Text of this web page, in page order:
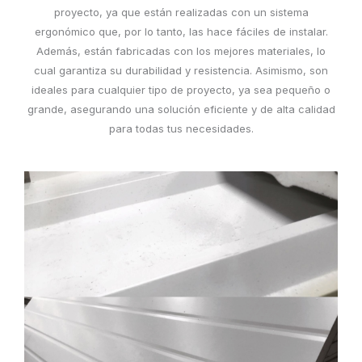
proyecto, ya que están realizadas con un sistema
ergonómico que, por lo tanto, las hace fáciles de instalar.
Además, están fabricadas con los mejores materiales, lo
cual garantiza su durabilidad y resistencia. Asimismo, son
ideales para cualquier tipo de proyecto, ya sea pequeño o
grande, asegurando una solución eficiente y de alta calidad
para todas tus necesidades.